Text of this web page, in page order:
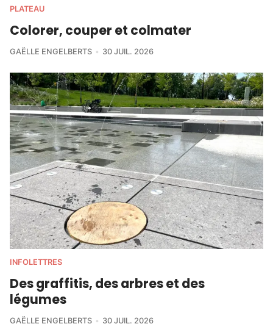
PLATEAU
Colorer, couper et colmater
GAËLLE ENGELBERTS 30 JUIL. 2026
INFOLETTRES
Des graffitis, des arbres et des
légumes
GAËLLE ENGELBERTS 30 JUIL. 2026